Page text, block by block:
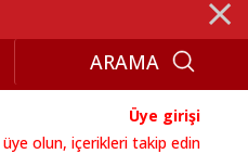
⨯
Üye girişi
üye olun, içerikleri takip edin